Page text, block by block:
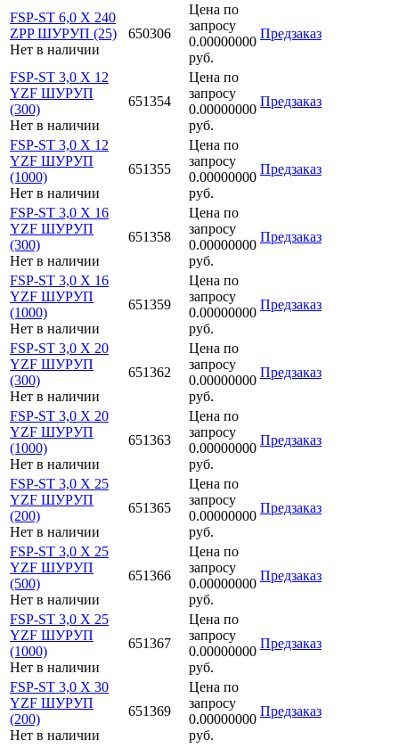
FSP-ST 6,0 X 240
ZPP ШУРУП (25)
Нет в наличии
650306
Цена по
запросу
0.00000000
руб.
Предзаказ
FSP-ST 3,0 X 12
YZF ШУРУП
(300)
Нет в наличии
651354
Цена по
запросу
0.00000000
руб.
Предзаказ
FSP-ST 3,0 X 12
YZF ШУРУП
(1000)
Нет в наличии
651355
Цена по
запросу
0.00000000
руб.
Предзаказ
FSP-ST 3,0 X 16
YZF ШУРУП
(300)
Нет в наличии
651358
Цена по
запросу
0.00000000
руб.
Предзаказ
FSP-ST 3,0 X 16
YZF ШУРУП
(1000)
Нет в наличии
651359
Цена по
запросу
0.00000000
руб.
Предзаказ
FSP-ST 3,0 X 20
YZF ШУРУП
(300)
Нет в наличии
651362
Цена по
запросу
0.00000000
руб.
Предзаказ
FSP-ST 3,0 X 20
YZF ШУРУП
(1000)
Нет в наличии
651363
Цена по
запросу
0.00000000
руб.
Предзаказ
FSP-ST 3,0 X 25
YZF ШУРУП
(200)
Нет в наличии
651365
Цена по
запросу
0.00000000
руб.
Предзаказ
FSP-ST 3,0 X 25
YZF ШУРУП
(500)
Нет в наличии
651366
Цена по
запросу
0.00000000
руб.
Предзаказ
FSP-ST 3,0 X 25
YZF ШУРУП
(1000)
Нет в наличии
651367
Цена по
запросу
0.00000000
руб.
Предзаказ
FSP-ST 3,0 X 30
YZF ШУРУП
(200)
Нет в наличии
651369
Цена по
запросу
0.00000000
руб.
Предзаказ